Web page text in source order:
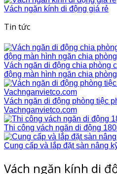
Vách ngăn kính di động giá rẻ
Tin tức
Vách ngăn di động chia phòng
động màn hình ngăn chia
Vách ngăn di động phòng tiệc
Vachnganvietco.com
Thi công vách ngăn di động
Cung cấp và lắp đặt sàn nâng
Vách ngăn kính di